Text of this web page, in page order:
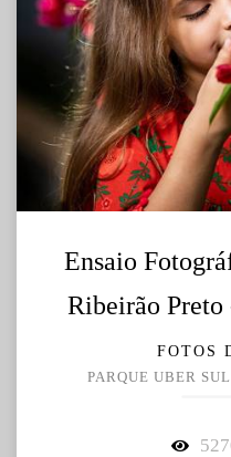
Ensaio
Ribeirão Preto
FOTOS
PARQUE UBER